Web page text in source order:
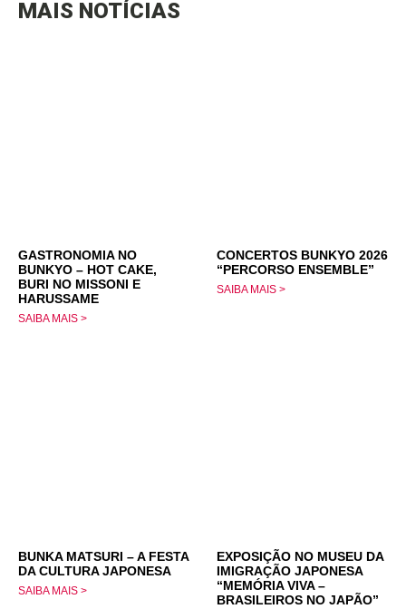
MAIS NOTÍCIAS
GASTRONOMIA NO
BUNKYO – HOT CAKE,
BURI NO MISSONI E
HARUSSAME
SAIBA MAIS >
CONCERTOS BUNKYO 2026
“PERCORSO ENSEMBLE”
SAIBA MAIS >
BUNKA MATSURI – A FESTA
DA CULTURA JAPONESA
SAIBA MAIS >
EXPOSIÇÃO NO MUSEU DA
IMIGRAÇÃO JAPONESA
“MEMÓRIA VIVA –
BRASILEIROS NO JAPÃO”